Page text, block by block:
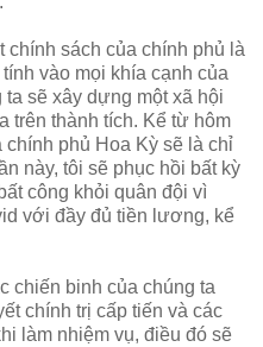
chính sách của chính phủ là
vào mọi khía cạnh của
sẽ xây dựng một xã hội
trên thành tích. Kể từ hôm
phủ Hoa Kỳ sẽ là chỉ
này, tôi sẽ phục hồi bất kỳ
công khỏi quân đội vì
với đầy đủ tiền lương, kể
chiến binh của chúng ta
chính trị cấp tiến và các
làm nhiệm vụ, điều đó sẽ